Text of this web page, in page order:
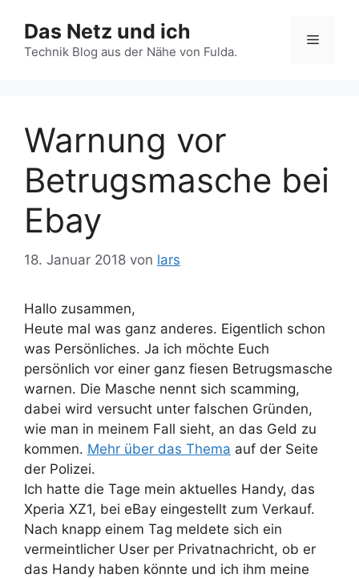
Inhalt
springen
Das Netz und ich
Technik Blog aus der Nähe von Fulda.
Menü
Warnung vor
Betrugsmasche bei
Ebay
18. Januar 2018 von lars
Hallo zusammen,
Heute mal was ganz anderes. Eigentlich schon
was Persönliches. Ja ich möchte Euch
persönlich vor einer ganz fiesen Betrugsmasche
warnen. Die Masche nennt sich scamming,
dabei wird versucht unter falschen Gründen,
wie man in meinem Fall sieht, an das Geld zu
kommen. Mehr über das Thema auf der Seite
der Polizei.
Ich hatte die Tage mein aktuelles Handy, das
Xperia XZ1, bei eBay eingestellt zum Verkauf.
Nach knapp einem Tag meldete sich ein
vermeintlicher User per Privatnachricht, ob er
das Handy haben könnte und ich ihm meine